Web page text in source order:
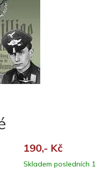
190,- Kč
Skladem posledních 1